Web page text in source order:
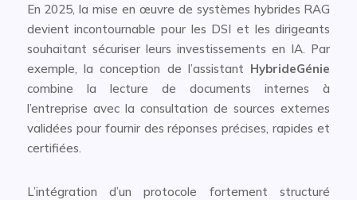
En 2025, la mise en œuvre de systèmes hybrides RAG
devient incontournable pour les DSI et les dirigeants
souhaitant sécuriser leurs investissements en IA. Par
exemple, la conception de l’assistant HybrideGénie
combine la lecture de documents internes à
l’entreprise avec la consultation de sources externes
validées pour fournir des réponses précises, rapides et
certifiées.
L’intégration d’un protocole fortement structuré